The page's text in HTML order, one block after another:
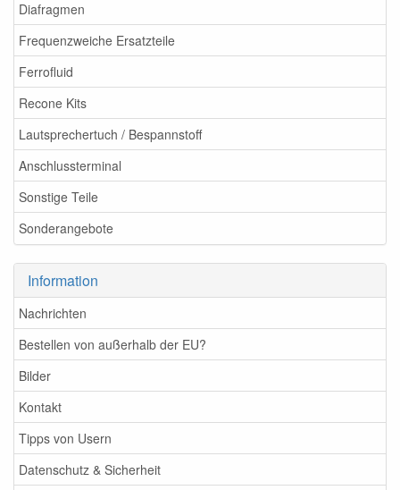
Diafragmen
Frequenzweiche Ersatzteile
Ferrofluid
Recone Kits
Lautsprechertuch / Bespannstoff
Anschlussterminal
Sonstige Teile
Sonderangebote
Information
Nachrichten
Bestellen von außerhalb der EU?
Bilder
Kontakt
Tipps von Usern
Datenschutz & Sicherheit